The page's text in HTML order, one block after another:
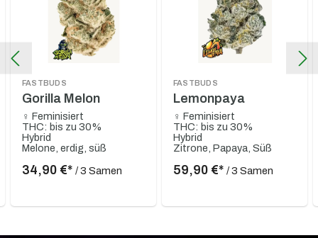
FASTBUDS
Gorilla Melon
♀ Feminisiert
THC: bis zu 30%
Hybrid
Melone, erdig, süß
34,90 €* / 3 Samen
FASTBUDS
Lemonpaya
♀ Feminisiert
THC: bis zu 30%
Hybrid
Zitrone, Papaya, Süß
59,90 €* / 3 Samen